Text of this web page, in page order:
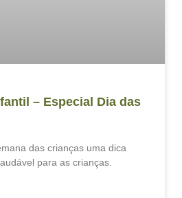
– Especial Dia das
das crianças uma dica
para as crianças.